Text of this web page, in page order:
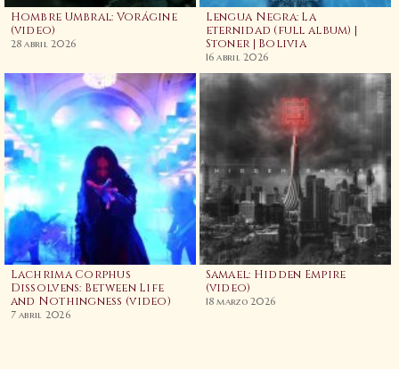
Hombre Umbral: Vorágine
(video)
28 abril 2026
Lengua Negra: La
eternidad (full album) |
Stoner | Bolivia
16 abril 2026
Lachrima Corphus
Dissolvens: Between Life
and Nothingness (video)
7 abril 2026
Samael: Hidden Empire
(video)
18 marzo 2026